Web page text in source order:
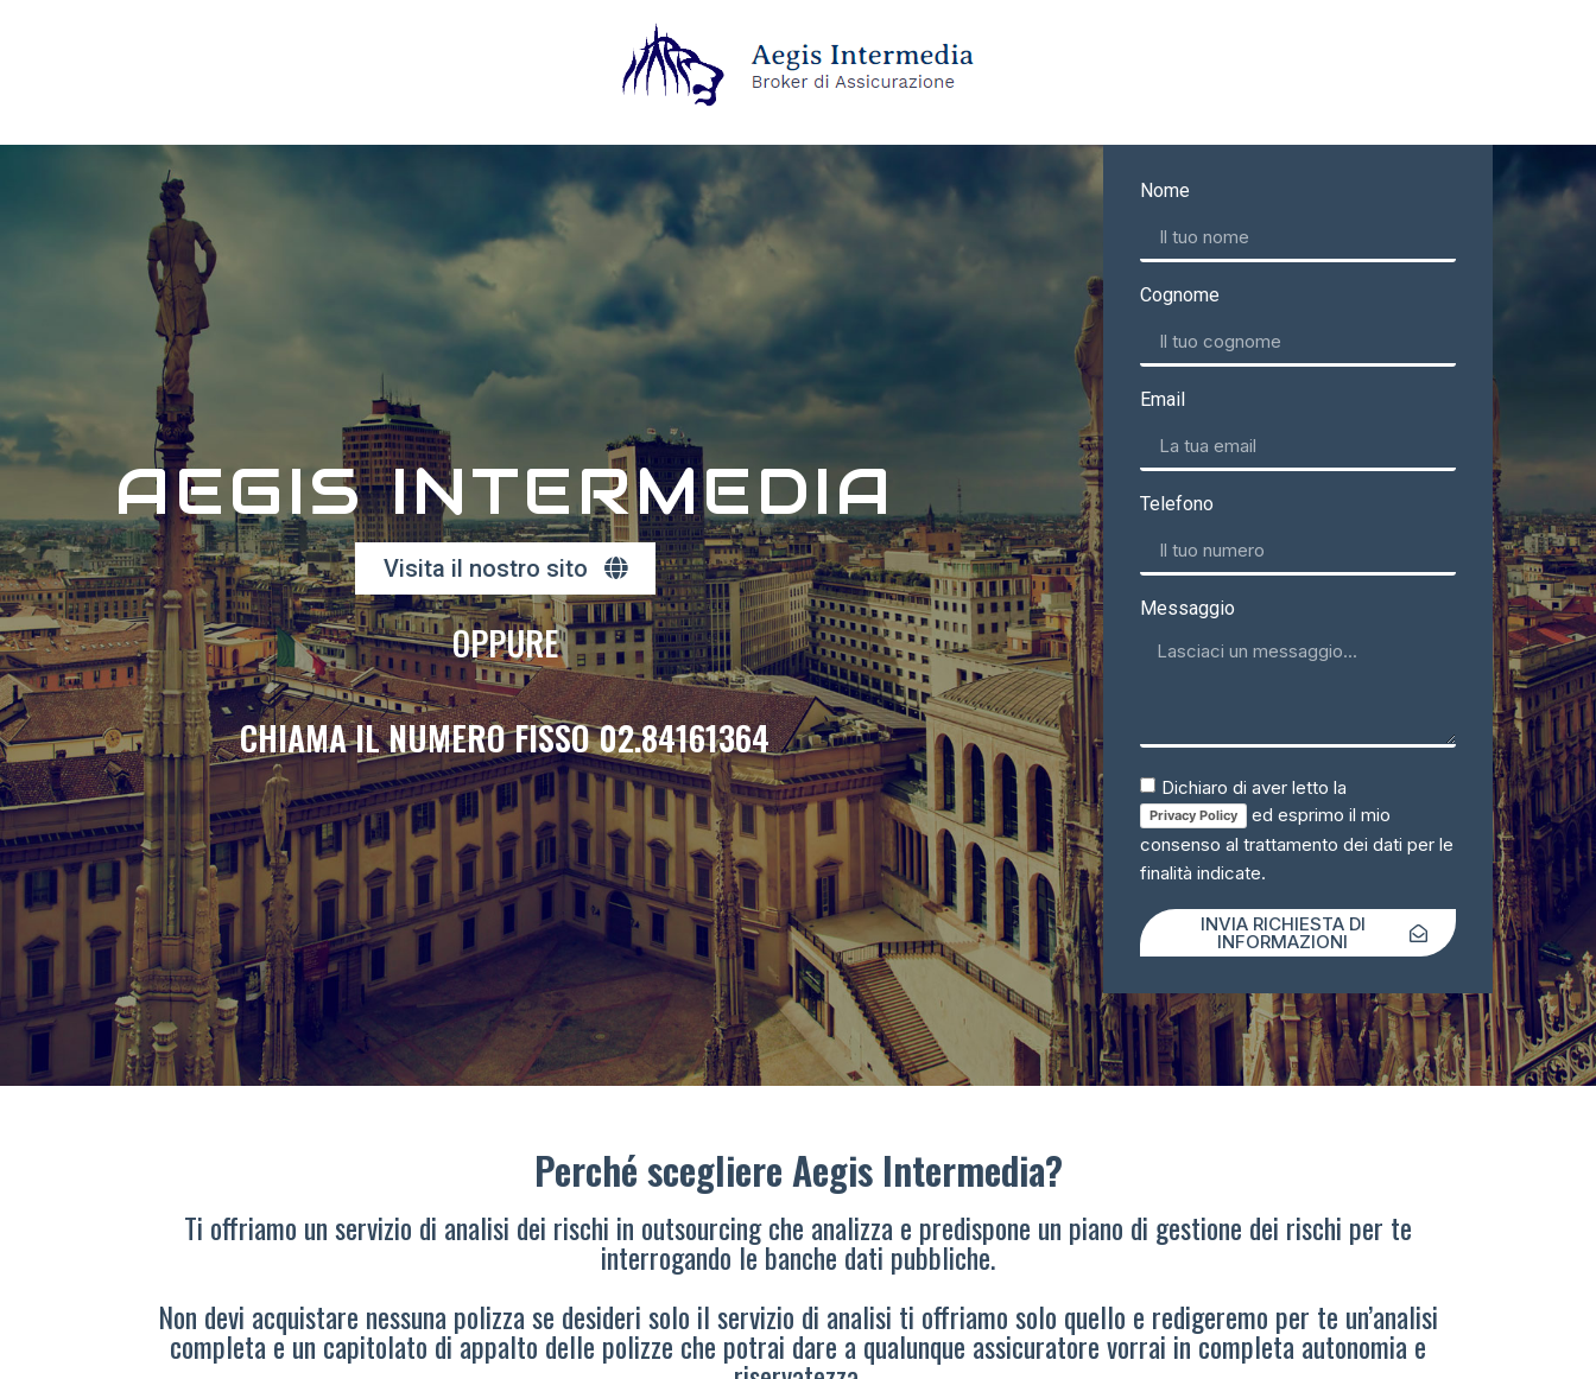
AEGIS INTERMEDIA
Visita il nostro sito
OPPURE
CHIAMA IL NUMERO FISSO 02.84161364
Nome
Cognome
Email
Telefono
Messaggio
Dichiaro di aver letto la
Privacy Policy
ed esprimo il mio
consenso al trattamento dei dati per le
finalità indicate.
INVIA RICHIESTA DI
INFORMAZIONI
Perché scegliere Aegis Intermedia?
Ti offriamo un servizio di analisi dei rischi in outsourcing che analizza e predispone un piano di gestione dei rischi per te
interrogando le banche dati pubbliche.
Non devi acquistare nessuna polizza se desideri solo il servizio di analisi ti offriamo solo quello e redigeremo per te un’analisi
completa e un capitolato di appalto delle polizze che potrai dare a qualunque assicuratore vorrai in completa autonomia e